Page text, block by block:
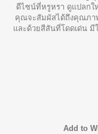
ดีไซน์ที่หรูหรา ดูแปลกใ
คุณจะสัมผัสได้ถึงคุณภา
และด้วยสีสันที่โดดเด่น มี
Add to